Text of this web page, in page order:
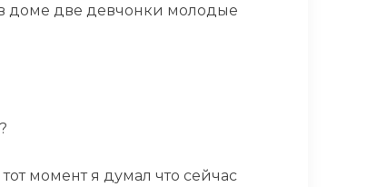
в доме две девчонки молодые
момент я думал что сейчас